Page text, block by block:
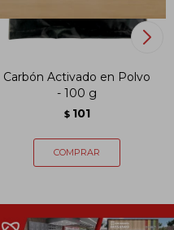
Carbón Activado en Polvo
- 100 g
$ 101